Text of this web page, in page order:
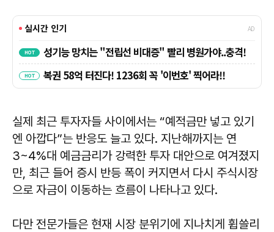
실제 최근 투자자들 사이에서는 “예적금만 넣고 있기
엔 아깝다”는 반응도 늘고 있다. 지난해까지는 연
3~4%대 예금금리가 강력한 투자 대안으로 여겨졌지
만, 최근 들어 증시 반등 폭이 커지면서 다시 주식시장
으로 자금이 이동하는 흐름이 나타나고 있다.
다만 전문가들은 현재 시장 분위기에 지나치게 휩쓸리